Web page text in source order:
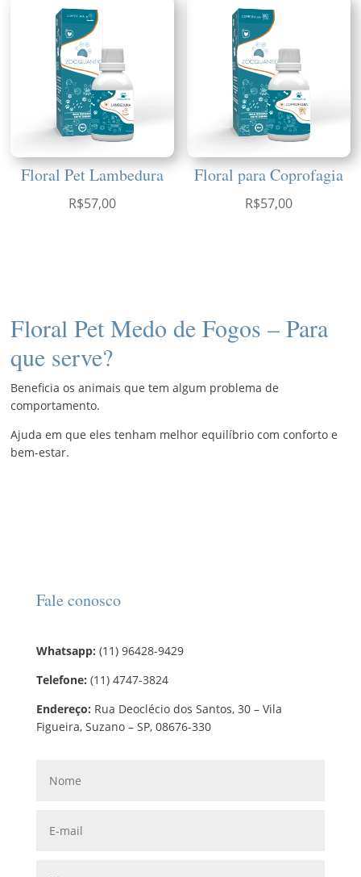
Floral Pet Lambedura
R$57,00
Floral para Coprofagia
R$57,00
Floral Pet Medo de Fogos – Para
que serve?
Beneficia os animais que tem algum problema de
comportamento.
Ajuda em que eles tenham melhor equilíbrio com conforto e
bem-estar.
Fale conosco
Whatsapp: (11) 96428-9429
Telefone: (11) 4747-3824
Endereço: Rua Deoclécio dos Santos, 30 – Vila
Figueira, Suzano – SP, 08676-330